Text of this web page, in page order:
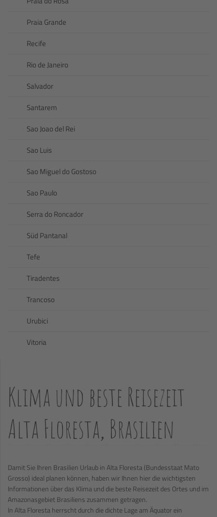
Praia Grande
Recife
Rio de Janeiro
Salvador
Santarem
Sao Joao del Rei
Sao Luis
Sao Miguel do Gostoso
Sao Paulo
Serra do Roncador
Süd Pantanal
Tefe
Tiradentes
Trancoso
Urubici
Vitoria
Klima und beste Reisezeit
Alta Floresta, Brasilien
Damit Sie Ihren Brasilien Urlaub in Alta Floresta (Bundesstaat Mato
Grosso) ideal planen können, haben wir Ihnen hier die wichtigsten
Informationen über das Klima und die beste Reisezeit des Ortes und im
Amazonasgebiet Brasiliens zusammen getragen.
In Alta Floresta herrscht durch die dichte Lage am Äquator ein